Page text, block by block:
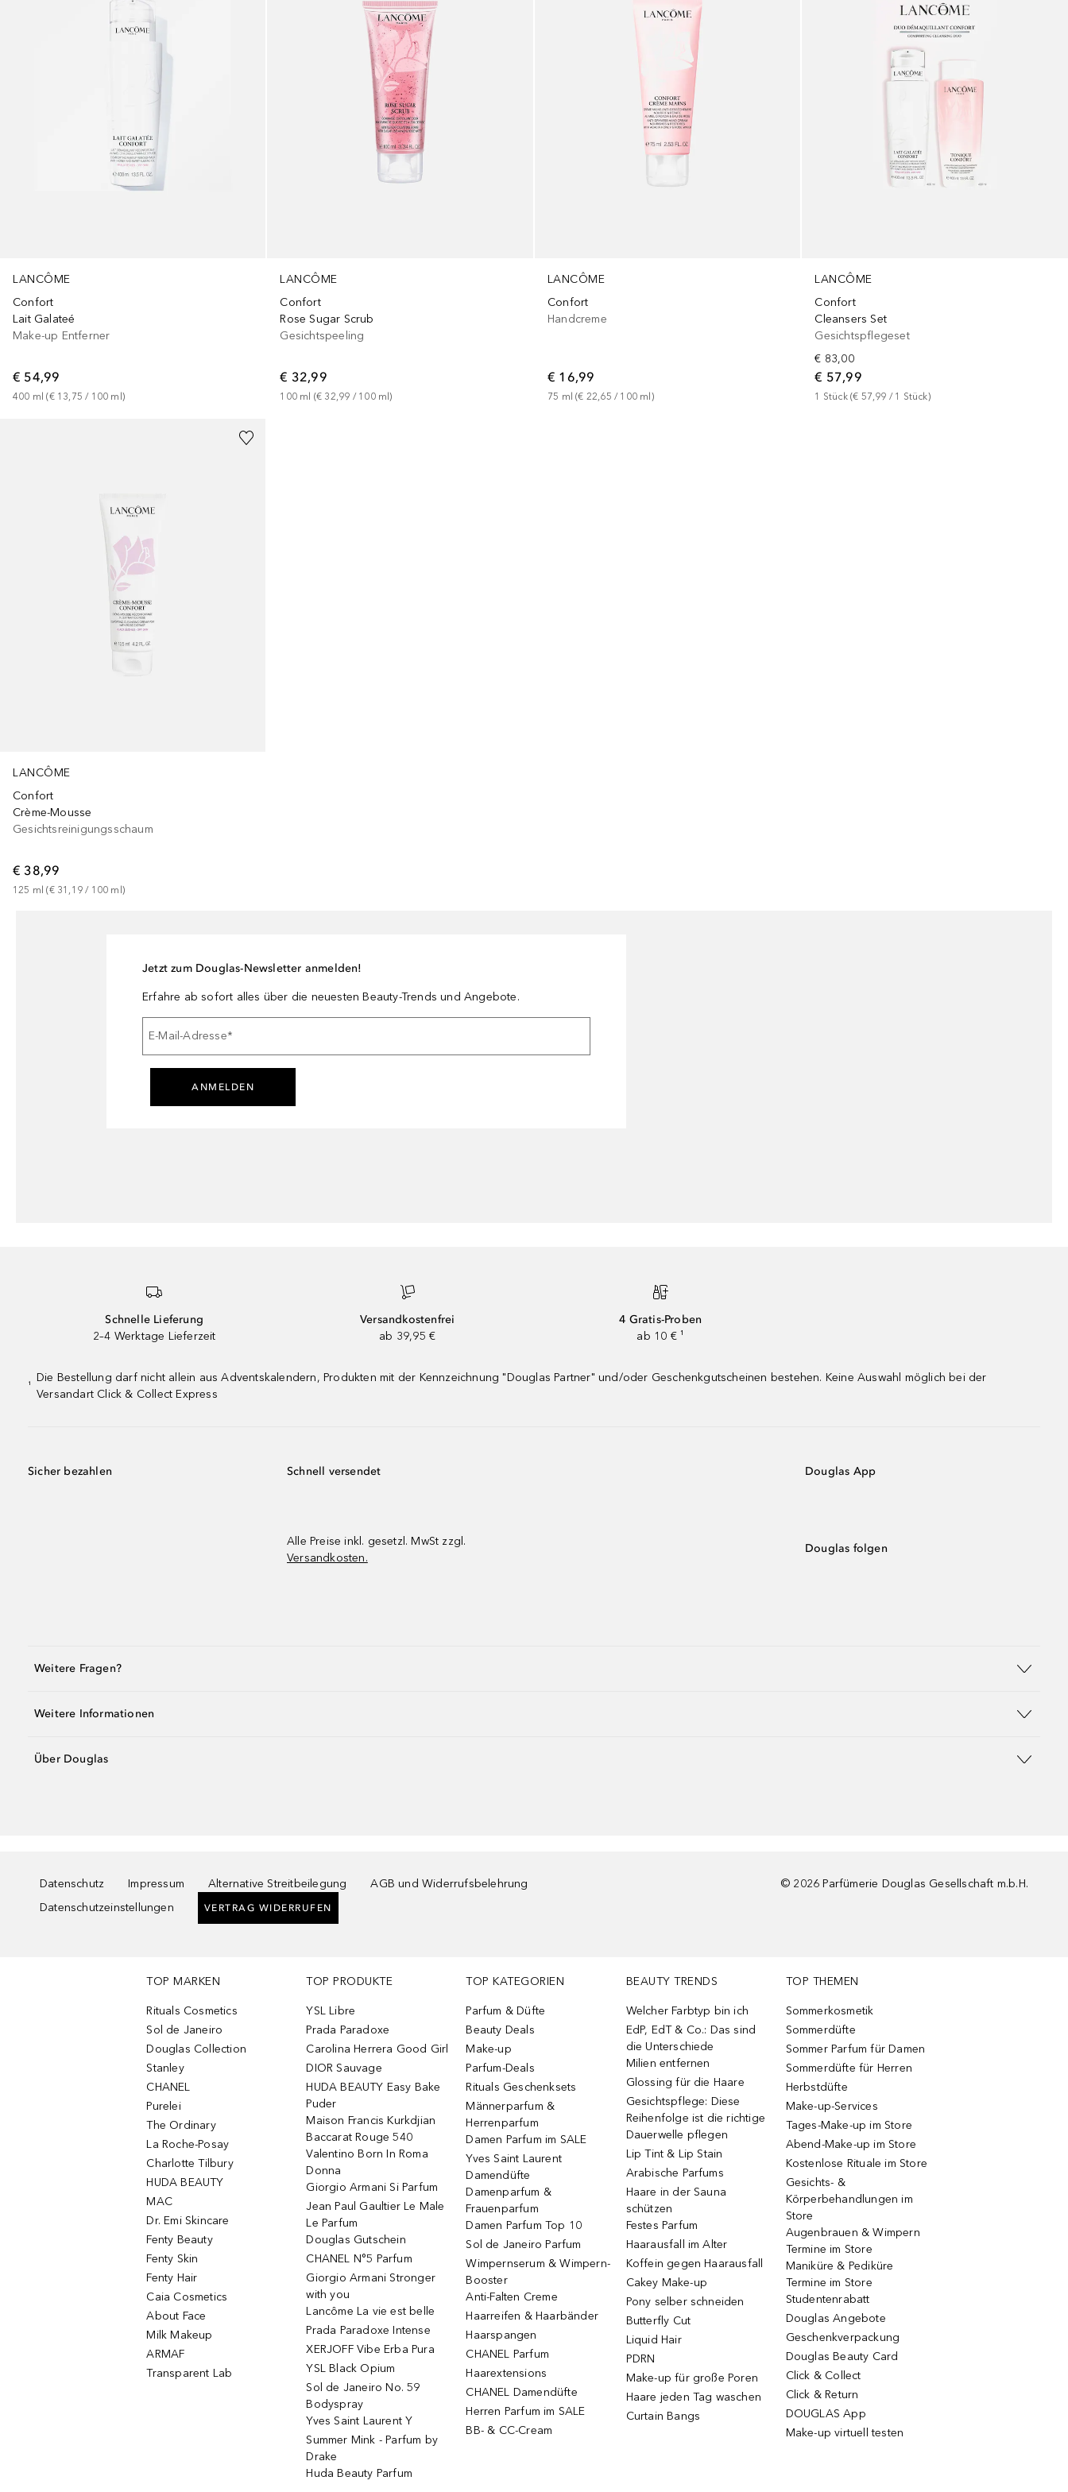
LANCÔME
Confort
Lait Galateé
Make-up Entferner
€ 54,99
400 ml (€ 13,75 / 100 ml)
LANCÔME
Confort
Rose Sugar Scrub
Gesichtspeeling
€ 32,99
100 ml (€ 32,99 / 100 ml)
LANCÔME
Confort
Handcreme
€ 16,99
75 ml (€ 22,65 / 100 ml)
LANCÔME
Confort
Cleansers Set
Gesichtspflegeset
€ 83,00
€ 57,99
1 Stück (€ 57,99 / 1 Stück)
LANCÔME
Confort
Crème-Mousse
Gesichtsreinigungsschaum
€ 38,99
125 ml (€ 31,19 / 100 ml)
Jetzt zum Douglas-Newsletter anmelden!
Erfahre ab sofort alles über die neuesten Beauty-Trends und Angebote.
E-Mail-Adresse*
ANMELDEN
Schnelle Lieferung
2–4 Werktage Lieferzeit
Versandkostenfrei
ab 39,95 €
4 Gratis-Proben
ab 10 € ¹
¹
Die Bestellung darf nicht allein aus Adventskalendern, Produkten mit der Kennzeichnung "Douglas Partner" und/oder Geschenkgutscheinen bestehen. Keine Auswahl möglich bei der
Versandart Click & Collect Express
Sicher bezahlen Schnell versendet
Alle Preise inkl. gesetzl. MwSt zzgl.
Versandkosten.
Douglas App
Douglas folgen
Weitere Fragen?
Weitere Informationen
Über Douglas
Datenschutz Impressum Alternative Streitbeilegung
AGB und Widerrufsbelehrung
Datenschutzeinstellungen
VERTRAG WIDERRUFEN
© 2026 Parfümerie Douglas Gesellschaft m.b.H.
TOP MARKEN
Rituals Cosmetics
Sol de Janeiro
Douglas Collection
Stanley
CHANEL
Purelei
The Ordinary
La Roche-Posay
Charlotte Tilbury
HUDA BEAUTY
MAC
Dr. Emi Skincare
Fenty Beauty
Fenty Skin
Fenty Hair
Caia Cosmetics
About Face
Milk Makeup
ARMAF
Transparent Lab
TOP PRODUKTE
YSL Libre
Prada Paradoxe
Carolina Herrera Good Girl
DIOR Sauvage
HUDA BEAUTY Easy Bake
Puder
Maison Francis Kurkdjian
Baccarat Rouge 540
Valentino Born In Roma
Donna
Giorgio Armani Si Parfum
Jean Paul Gaultier Le Male
Le Parfum
Douglas Gutschein
CHANEL N°5 Parfum
Giorgio Armani Stronger
with you
Lancôme La vie est belle
Prada Paradoxe Intense
XERJOFF Vibe Erba Pura
YSL Black Opium
Sol de Janeiro No. 59
Bodyspray
Yves Saint Laurent Y
Summer Mink - Parfum by
Drake
Huda Beauty Parfum
TOP KATEGORIEN
Parfum & Düfte
Beauty Deals
Make-up
Parfum-Deals
Rituals Geschenksets
Männerparfum &
Herrenparfum
Damen Parfum im SALE
Yves Saint Laurent
Damendüfte
Damenparfum &
Frauenparfum
Damen Parfum Top 10
Sol de Janeiro Parfum
Wimpernserum & Wimpern-
Booster
Anti-Falten Creme
Haarreifen & Haarbänder
Haarspangen
CHANEL Parfum
Haarextensions
CHANEL Damendüfte
Herren Parfum im SALE
BB- & CC-Cream
BEAUTY TRENDS
Welcher Farbtyp bin ich
EdP, EdT & Co.: Das sind
die Unterschiede
Milien entfernen
Glossing für die Haare
Gesichtspflege: Diese
Reihenfolge ist die richtige
Dauerwelle pflegen
Lip Tint & Lip Stain
Arabische Parfums
Haare in der Sauna
schützen
Festes Parfum
Haarausfall im Alter
Koffein gegen Haarausfall
Cakey Make-up
Pony selber schneiden
Butterfly Cut
Liquid Hair
PDRN
Make-up für große Poren
Haare jeden Tag waschen
Curtain Bangs
TOP THEMEN
Sommerkosmetik
Sommerdüfte
Sommer Parfum für Damen
Sommerdüfte für Herren
Herbstdüfte
Make-up-Services
Tages-Make-up im Store
Abend-Make-up im Store
Kostenlose Rituale im Store
Gesichts- &
Körperbehandlungen im
Store
Augenbrauen & Wimpern
Termine im Store
Maniküre & Pediküre
Termine im Store
Studentenrabatt
Douglas Angebote
Geschenkverpackung
Douglas Beauty Card
Click & Collect
Click & Return
DOUGLAS App
Make-up virtuell testen